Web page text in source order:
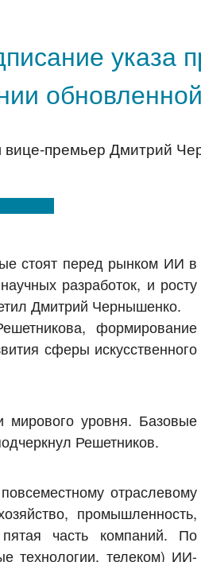
указа
премьер Дмитрий
стоят перед рынком ИИ в
разработок, и росту
Дмитрий Чернышенко.
формирование
сферы искусственного
мирового уровня. Базовые
Решетников.
отраслевому
промышленность,
пятая часть компаний. По
технологии, телеком) ИИ-